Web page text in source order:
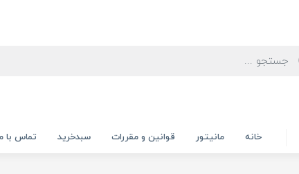
خانه مانیتور قوانین و مقررات سبدخرید تماس با